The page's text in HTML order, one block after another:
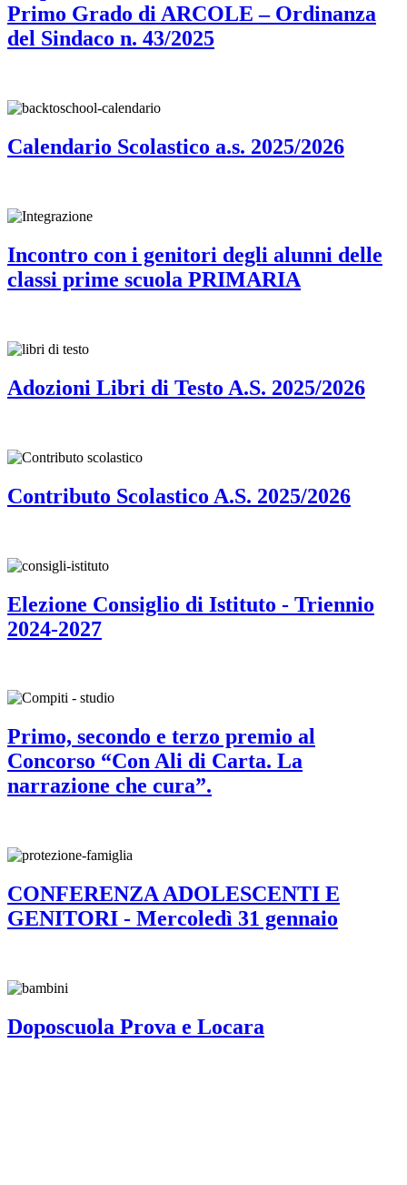
Primo Grado di ARCOLE – Ordinanza
del Sindaco n. 43/2025
Calendario Scolastico a.s. 2025/2026
Incontro con i genitori degli alunni delle
classi prime scuola PRIMARIA
Adozioni Libri di Testo A.S. 2025/2026
Contributo Scolastico A.S. 2025/2026
Elezione Consiglio di Istituto - Triennio
2024-2027
Primo, secondo e terzo premio al
Concorso “Con Ali di Carta. La
narrazione che cura”.
CONFERENZA ADOLESCENTI E
GENITORI - Mercoledì 31 gennaio
Doposcuola Prova e Locara